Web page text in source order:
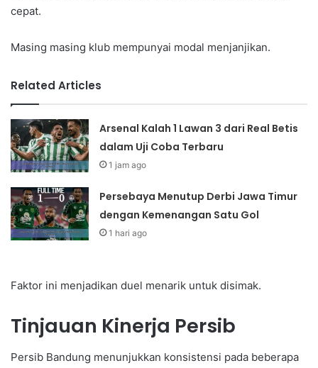
cepat.
Masing masing klub mempunyai modal menjanjikan.
Related Articles
Arsenal Kalah 1 Lawan 3 dari Real Betis
dalam Uji Coba Terbaru
1 jam ago
Persebaya Menutup Derbi Jawa Timur
dengan Kemenangan Satu Gol
1 hari ago
Faktor ini menjadikan duel menarik untuk disimak.
Tinjauan Kinerja Persib
Persib Bandung menunjukkan konsistensi pada beberapa